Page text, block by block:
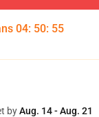
04: 50: 54
byAug. 14 - Aug. 21